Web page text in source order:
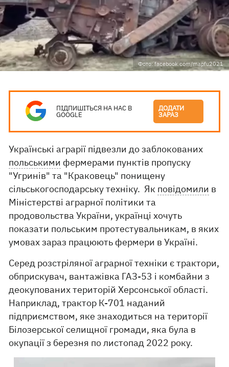
Фото: facebook.com/mapfu2021
ПІДПИШІТЬСЯ НА НАС В
GOOGLE
ДОДАТИ
ЗАРАЗ
Українські аграрії підвезли до заблокованих
польськими фермерами пунктів пропуску
"Угринів" та "Краковець" понищену
сільськогосподарську техніку. Як повідомили в
Міністерстві аграрної політики та
продовольства України, українці хочуть
показати польським протестувальникам, в яких
умовах зараз працюють фермери в Україні.
Серед розстріляної аграрної техніки є трактори,
обприскувач, вантажівка ГАЗ-53 і комбайни з
деокупованих територій Херсонської області.
Наприклад, трактор К-701 наданий
підприємством, яке знаходиться на території
Білозерської селищної громади, яка була в
окупації з березня по листопад 2022 року.